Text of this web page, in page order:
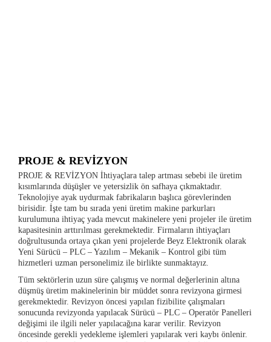
PROJE & REVİZYON
PROJE & REVİZYON İhtiyaçlara talep artması sebebi ile üretim
kısımlarında düşüşler ve yetersizlik ön safhaya çıkmaktadır.
Teknolojiye ayak uydurmak fabrikaların başlıca görevlerinden
birisidir. İşte tam bu sırada yeni üretim makine parkurları
kurulumuna ihtiyaç yada mevcut makinelere yeni projeler ile üretim
kapasitesinin arttırılması gerekmektedir. Firmaların ihtiyaçları
doğrultusunda ortaya çıkan yeni projelerde Beyz Elektronik olarak
Yeni Sürücü – PLC – Yazılım – Mekanik – Kontrol gibi tüm
hizmetleri uzman personelimiz ile birlikte sunmaktayız.
Tüm sektörlerin uzun süre çalışmış ve normal değerlerinin altına
düşmüş üretim makinelerinin bir müddet sonra revizyona girmesi
gerekmektedir. Revizyon öncesi yapılan fizibilite çalışmaları
sonucunda revizyonda yapılacak Sürücü – PLC – Operatör Panelleri
değişimi ile ilgili neler yapılacağına karar verilir. Revizyon
öncesinde gerekli yedekleme işlemleri yapılarak veri kaybı önlenir.